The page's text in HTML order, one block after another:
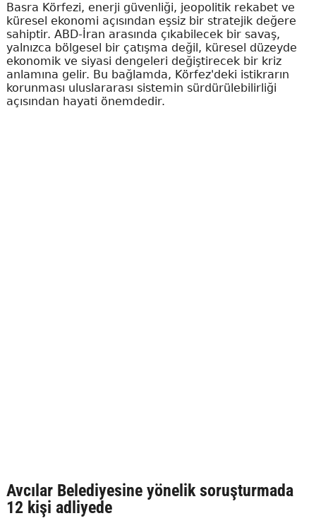
Basra Körfezi, enerji güvenliği, jeopolitik rekabet ve
küresel ekonomi açısından eşsiz bir stratejik değere
sahiptir. ABD-İran arasında çıkabilecek bir savaş,
yalnızca bölgesel bir çatışma değil, küresel düzeyde
ekonomik ve siyasi dengeleri değiştirecek bir kriz
anlamına gelir. Bu bağlamda, Körfez'deki istikrarın
korunması uluslararası sistemin sürdürülebilirliği
açısından hayati önemdedir.
Avcılar Belediyesine yönelik soruşturmada
12 kişi adliyede